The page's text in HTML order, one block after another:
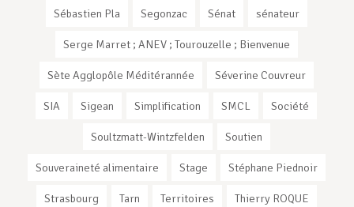
Sébastien Pla Segonzac Sénat sénateur
Serge Marret ; ANEV ; Tourouzelle ; Bienvenue
Sète Agglopôle Méditérannée Séverine Couvreur
SIA Sigean Simplification SMCL Société
Soultzmatt-Wintzfelden Soutien
Souveraineté alimentaire Stage Stéphane Piednoir
Strasbourg Tarn Territoires Thierry ROQUE